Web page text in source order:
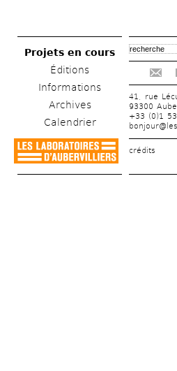
Projets en cours
Éditions
Informations
Archives
Calendrier
41, rue
93300
+33 (0)1
crédits